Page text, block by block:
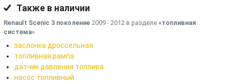
Также в наличии
Renault Scenic 3 поколение 2009 - 2012 в разделе «топливная
система»
заслонка дроссельная
топливная рампа
датчик давления топлива
насос топливный